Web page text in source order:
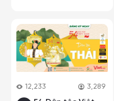
12,233 3,289